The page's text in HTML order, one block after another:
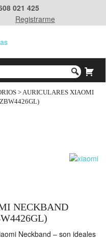
021 425
Registrarme
> AURICULARES XIAOMI
NECKBAND
Neckband – son ideales